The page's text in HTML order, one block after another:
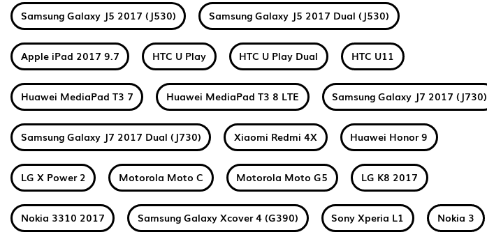
Samsung Galaxy J5 2017 (J530) Samsung Galaxy J5 2017 Dual (J530)
Apple iPad 2017 9.7 HTC U Play HTC U Play Dual HTC U11
Huawei MediaPad T3 7 Huawei MediaPad T3 8 LTE Samsung Galaxy J7 2017 (J730)
Samsung Galaxy J7 2017 Dual (J730) Xiaomi Redmi 4X Huawei Honor 9
LG X Power 2 Motorola Moto C Motorola Moto G5 LG K8 2017
Nokia 3310 2017 Samsung Galaxy Xcover 4 (G390) Sony Xperia L1 Nokia 3